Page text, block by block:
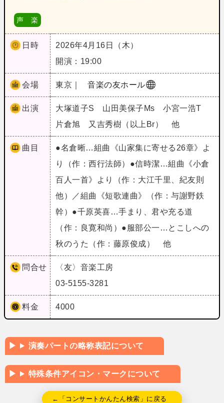
声 楽
日時
2026年4月16日（木）
開演：19:00
会場 東京｜ 音楽の友ホール
出演
大塚道子S 山田美保子Ms 小宮一浩T
片倉旭 又吉秀樹（以上Br） 他
曲目
●名倉晰…組曲《山家集に寄せる26章》よ
り（作：西行法師）●信時潔…組曲《小倉
百人一首》より（作：大江千里、紀友則
他）／組曲《短歌連曲》（作：与謝野鉄
幹）●千原英喜…手まり、君や充る道
（作：良寛和尚）●服部公一…とこしへの
秋のうた（作：藤原俊成） 他
問合せ
〈友〉音楽工房
03-5155-3281
料金 4000
演奏パートの略称表記について
特殊条件アイコン・マークについて
←「コンサートかんたん検索」に戻る